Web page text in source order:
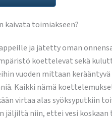
kaivata toimiakseen?
ja jätetty oman
koettelevat sekä
vuoden mittaan
Kaikki nämä
virtaa alas syöksyputkiin
jäljiltä niin, ettei vesi